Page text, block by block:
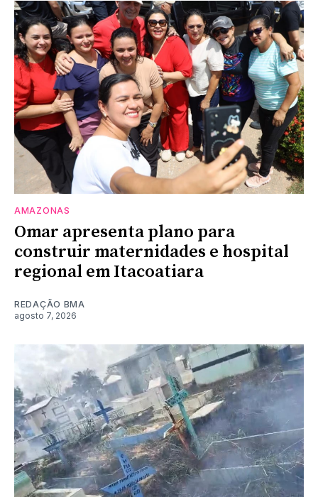
AMAZONAS
Omar apresenta plano para
construir maternidades e hospital
regional em Itacoatiara
REDAÇÃO BMA
agosto 7, 2026